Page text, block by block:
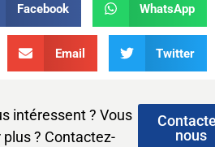
Facebook WhatsApp
Email Twitter
intéressent ? Vous
? Contactez-
nous